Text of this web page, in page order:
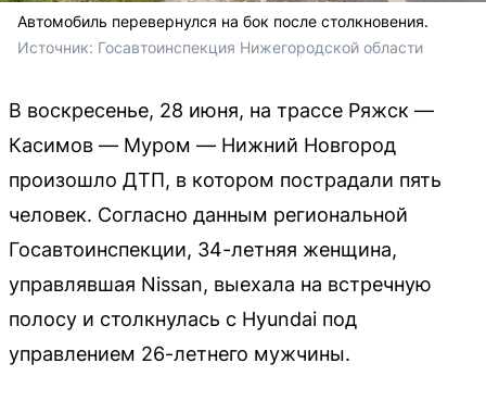
Автомобиль перевернулся на бок после столкновения.
Источник: Госавтоинспекция Нижегородской области
В воскресенье, 28 июня, на трассе Ряжск —
Касимов — Муром — Нижний Новгород
произошло ДТП, в котором пострадали пять
человек. Согласно данным региональной
Госавтоинспекции, 34-летняя женщина,
управлявшая Nissan, выехала на встречную
полосу и столкнулась с Hyundai под
управлением 26-летнего мужчины.